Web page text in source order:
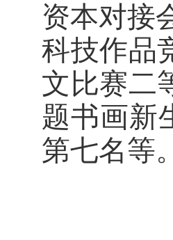
资本对接
科技作品
文比赛二
题书画新
第七名等。